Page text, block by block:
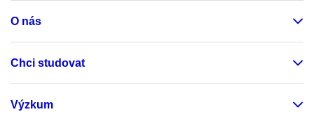
O nás
Chci studovat
Výzkum